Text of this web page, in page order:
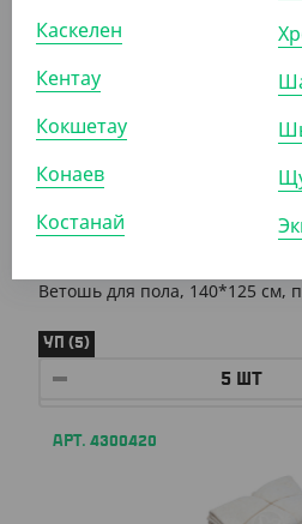
АРТ. 4300423
2 089.50
Ветошь для пола, 140*125 см,
УП (5)
АРТ. 4300420
Каскелен
Кентау
Кокшетау
Конаев
Костанай